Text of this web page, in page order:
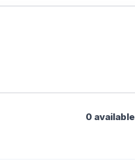
0 available